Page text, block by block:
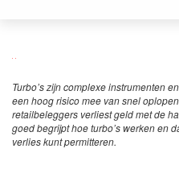
Turbo’s zijn complexe instrumenten
een hoog risico mee van snel
retailbeleggers verliest geld met de
goed begrijpt hoe turbo’s werken en
verlies kunt permitteren.